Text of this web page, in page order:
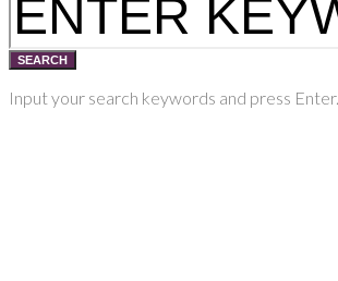
SEARCH
Input your search keywords and press Enter.